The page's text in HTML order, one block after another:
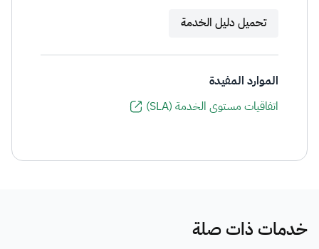
تحميل دليل الخدمة
الموارد المفيدة
اتفاقيات مستوى الخدمة (SLA)
خدمات ذات صلة